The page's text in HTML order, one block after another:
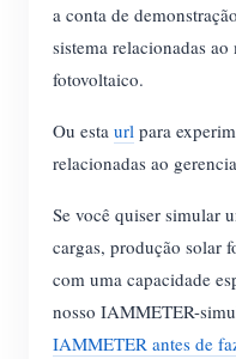
a conta de
sistema relacionadas
fotovoltaico.
Ou esta url para
relacionadas ao
Se você quiser simular
cargas, produção solar
com uma capacidade
nosso IAMMETER-
IAMMETER antes de